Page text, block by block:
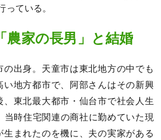
っている。
農家の長男」と結婚
の出身。天童市は東北地方の中でも
い地方都市で、阿部さんはその新興
東北最大都市・仙台市で社会人生
当時住宅関連の商社に勤めていた現
まれたのを機に、夫の実家がある